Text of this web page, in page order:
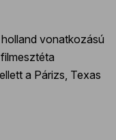
vonatkozású
a Párizs, Texas